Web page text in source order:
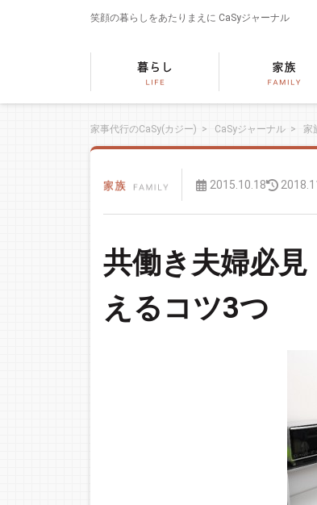
笑顔の暮らしをあたりまえに CaSyジャーナル
家事代行のCaSy(カジー) > CaSyジャーナル > 家
2015.10.18
共働き夫婦必
えるコツ3つ